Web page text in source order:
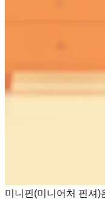
미니핀(미니어처 핀셔)